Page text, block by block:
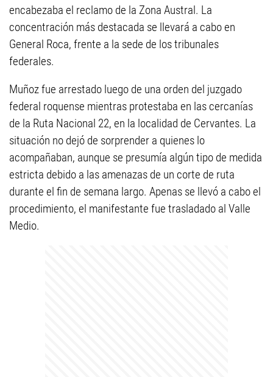
encabezaba el reclamo de la Zona Austral. La
concentración más destacada se llevará a cabo en
General Roca, frente a la sede de los tribunales
federales.
Muñoz fue arrestado luego de una orden del juzgado
federal roquense mientras protestaba en las cercanías
de la Ruta Nacional 22, en la localidad de Cervantes. La
situación no dejó de sorprender a quienes lo
acompañaban, aunque se presumía algún tipo de medida
estricta debido a las amenazas de un corte de ruta
durante el fin de semana largo. Apenas se llevó a cabo el
procedimiento, el manifestante fue trasladado al Valle
Medio.